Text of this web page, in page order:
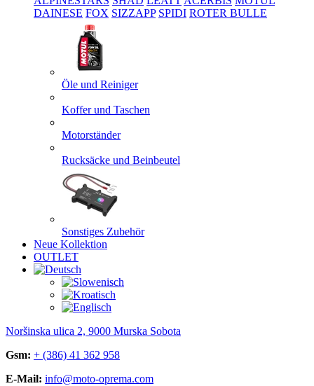
DAINESE FOX SIZZAPP SPIDI ROTER BULLE
Öle und Reiniger
Koffer und Taschen
Motorständer
Rucksäcke und Beinbeutel
Sonstiges Zubehör
Neue Kollektion
OUTLET
Noršinska ulica 2, 9000 Murska Sobota
Gsm: + (386) 41 362 958
E-Mail: info@moto-oprema.com